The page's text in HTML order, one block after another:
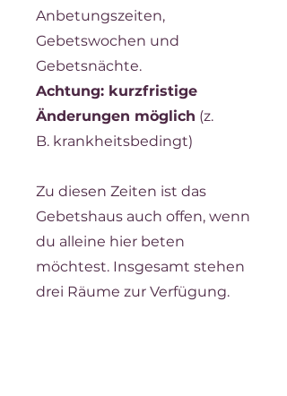
Anbetungszeiten,
Gebetswochen und
Gebetsnächte.
Achtung: kurzfristige
Änderungen möglich (z.
B. krankheitsbedingt)
Zu diesen Zeiten ist das
Gebetshaus auch offen, wenn
du alleine hier beten
möchtest. Insgesamt stehen
drei Räume zur Verfügung.​